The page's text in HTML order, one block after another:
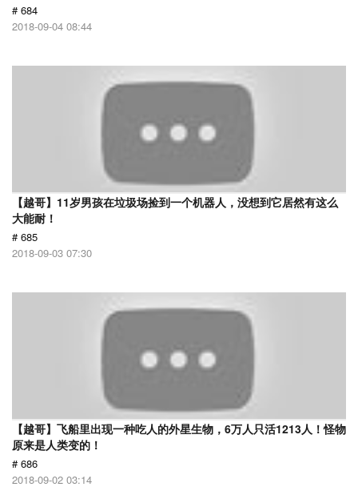
# 684
2018-09-04 08:44
【越哥】11岁男孩在垃圾场捡到一个机器人，没想到它居然有这么
大能耐！
# 685
2018-09-03 07:30
【越哥】飞船里出现一种吃人的外星生物，6万人只活1213人！怪物
原来是人类变的！
# 686
2018-09-02 03:14